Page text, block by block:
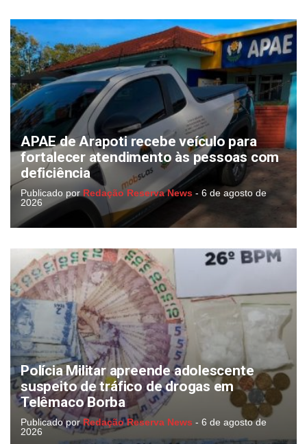
APAE de Arapoti recebe veículo para
fortalecer atendimento às pessoas com
deficiência
Publicado por Redação Reserva News - 6 de agosto de
2026
Polícia Militar apreende adolescente
suspeito de tráfico de drogas em
Telêmaco Borba
Publicado por Redação Reserva News - 6 de agosto de
2026